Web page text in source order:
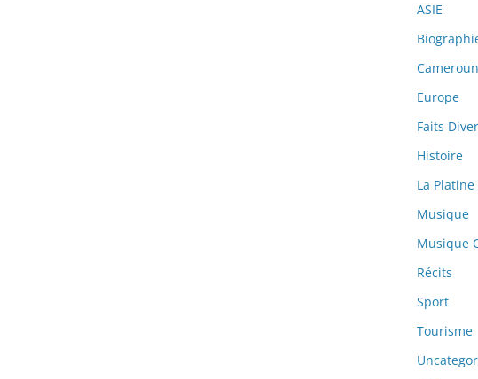
ASIE
Cameroun
Europe
Faits
Histoire
La Platine
Musique
Musique
Récits
Sport
Tourisme